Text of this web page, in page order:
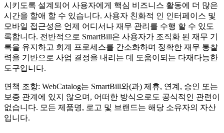
시키도록 설계되어 사용자에게 핵심 비즈니스 활동에 더 많은
시간을 할애 할 수 있습니다. 사용자 친화적 인 인터페이스 및
모바일 접근성은 언제 어디서나 재무 관리를 수행 할 수 있도
록합니다. 전반적으로 SmartBill은 사용자가 조직화 된 재무 기
록을 유지하고 회계 프로세스를 간소화하며 정확한 재무 통찰
력을 기반으로 사업 결정을 내리는 데 도움이되는 다재다능한
도구입니다.
면책 조항: WebCatalog는 SmartBill와(과) 제휴, 연계, 승인 또는
보증 관계에 있지 않으며, 어떠한 방식으로도 공식적인 관련이
없습니다. 모든 제품명, 로고 및 브랜드는 해당 소유자의 자산
입니다.